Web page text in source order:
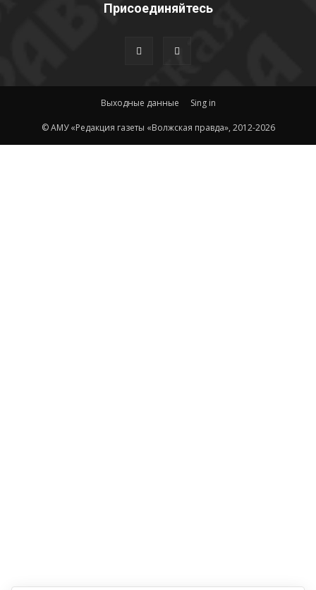
Присоединяйтесь
Выходные данные Sing in
© АМУ «Редакция газеты «Волжская правда», 2012-2026